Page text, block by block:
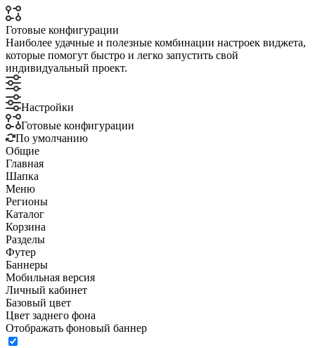
Готовые конфигурации
Наиболее удачные и полезные комбинации настроек виджета,
которые помогут быстро и легко запустить свой
индивидуальный проект.
Настройки
Готовые конфигурации
По умолчанию
Общие
Главная
Шапка
Меню
Регионы
Каталог
Корзина
Разделы
Футер
Баннеры
Мобильная версия
Личный кабинет
Базовый цвет
Цвет заднего фона
Отображать фоновый баннер